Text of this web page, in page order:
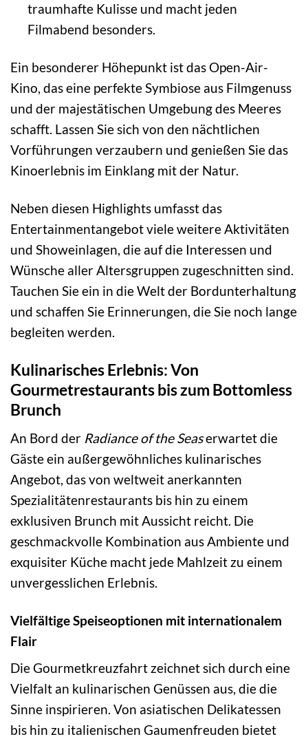
traumhafte Kulisse und macht jeden
Filmabend besonders.
Ein besonderer Höhepunkt ist das Open-Air-
Kino, das eine perfekte Symbiose aus Filmgenuss
und der majestätischen Umgebung des Meeres
schafft. Lassen Sie sich von den nächtlichen
Vorführungen verzaubern und genießen Sie das
Kinoerlebnis im Einklang mit der Natur.
Neben diesen Highlights umfasst das
Entertainmentangebot viele weitere Aktivitäten
und Showeinlagen, die auf die Interessen und
Wünsche aller Altersgruppen zugeschnitten sind.
Tauchen Sie ein in die Welt der Bordunterhaltung
und schaffen Sie Erinnerungen, die Sie noch lange
begleiten werden.
Kulinarisches Erlebnis: Von
Gourmetrestaurants bis zum Bottomless
Brunch
An Bord der Radiance of the Seaserwartet die
Gäste ein außergewöhnliches kulinarisches
Angebot, das von weltweit anerkannten
Spezialitätenrestaurants bis hin zu einem
exklusiven Brunch mit Aussicht reicht. Die
geschmackvolle Kombination aus Ambiente und
exquisiter Küche macht jede Mahlzeit zu einem
unvergesslichen Erlebnis.
Vielfältige Speiseoptionen mit internationalem
Flair
Die Gourmetkreuzfahrt zeichnet sich durch eine
Vielfalt an kulinarischen Genüssen aus, die die
Sinne inspirieren. Von asiatischen Delikatessen
bis hin zu italienischen Gaumenfreuden bietet